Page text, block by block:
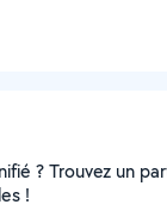
? Trouvez un
!